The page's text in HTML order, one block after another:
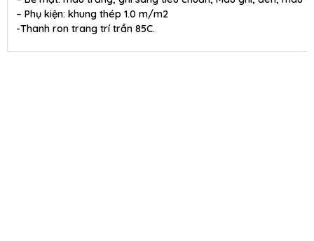
– Phụ kiện: khung thép 1.0 m/m2
-Thanh ron trang trí trần 85C.